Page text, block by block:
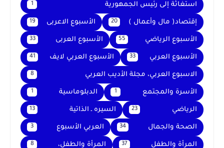
استغاثة إلى رئيس الجمهورية 1
إقتصاد( مال وأعمال ) 20 الأسبوع الاعربى 19
الأسبوع الرياضي 55 الأسبوع العربى 33
الأسبوع العربي 33 الأسبوع العربي لايف 41
الاسبوع العربي، مجلة الأديب العربي 8
الأسرة والمجتمع 1 الدبلوماسية 1
الرياضي 23 السيره ـ الذاتية 13
الصحة والجمال 34 العربي الأسبوع 3
المرأة والطفل 37 المرأة والطفل، 8